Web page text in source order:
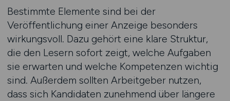
Bestimmte Elemente sind bei der
Veröffentlichung einer Anzeige besonders
wirkungsvoll. Dazu gehört eine klare Struktur,
die den Lesern sofort zeigt, welche Aufgaben
sie erwarten und welche Kompetenzen wichtig
sind. Außerdem sollten Arbeitgeber nutzen,
dass sich Kandidaten zunehmend über längere